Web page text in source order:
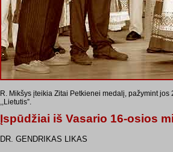
R. Mikšys įteikia Zitai Petkienei medalį, pažymint
,,Lietutis”.
Įspūdžiai iš Vasario 16-osios
DR. GENDRIKAS LIKAS